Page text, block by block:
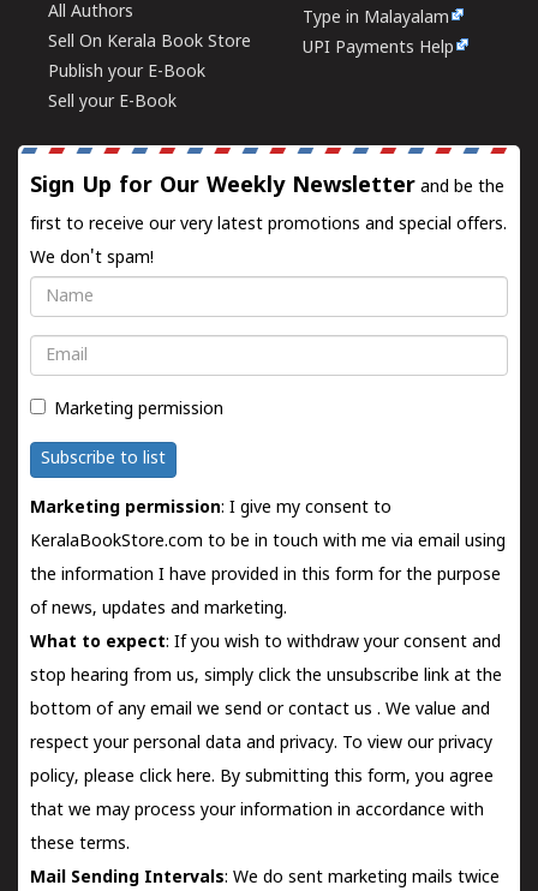
All Authors
Sell On Kerala Book Store
Publish your E-Book
Sell your E-Book
Type in Malayalam
UPI Payments Help
Sign Up for Our Weekly Newsletter and be the
first to receive our very latest promotions and special offers.
We don't spam!
Name
Email
Marketing permission
Subscribe to list
Marketing permission: I give my consent to
KeralaBookStore.com to be in touch with me via email using
the information I have provided in this form for the purpose
of news, updates and marketing.
What to expect: If you wish to withdraw your consent and
stop hearing from us, simply click the unsubscribe link at the
bottom of any email we send orcontact us . We value and
respect your personal data and privacy. To view our privacy
policy, please click here. By submitting this form, you agree
that we may process your information in accordance with
these terms.
Mail Sending Intervals: We do sent marketing mails twice